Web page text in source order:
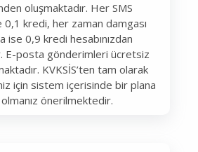
oluşmaktadır. Her SMS
kredi, her zaman damgası
ise 0,9 kredi hesabınızdan
E-posta gönderimleri ücretsiz
KVKSİS’ten tam olarak
için sistem içerisinde bir plana
önerilmektedir.